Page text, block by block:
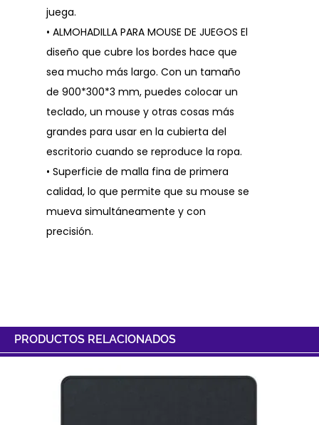
juega.
• ALMOHADILLA PARA MOUSE DE JUEGOS El
diseño que cubre los bordes hace que
sea mucho más largo. Con un tamaño
de 900*300*3 mm, puedes colocar un
teclado, un mouse y otras cosas más
grandes para usar en la cubierta del
escritorio cuando se reproduce la ropa.
• Superficie de malla fina de primera
calidad, lo que permite que su mouse se
mueva simultáneamente y con
precisión.
PRODUCTOS RELACIONADOS